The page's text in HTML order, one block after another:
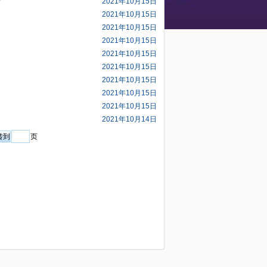
2021年10月15日
2021年10月15日
2021年10月15日
2021年10月15日
2021年10月15日
2021年10月15日
2021年10月15日
2021年10月15日
2021年10月14日
页